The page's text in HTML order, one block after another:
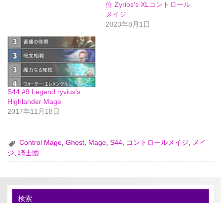
位 Zyrios’s XLコントロール
メイジ
2023年8月1日
S44 #9 Legend ryvius’s
Highlander Mage
2017年11月18日
Control Mage,Ghost, Mage,S44, コントロールメイジ, メイ
ジ ,騎士団
検索